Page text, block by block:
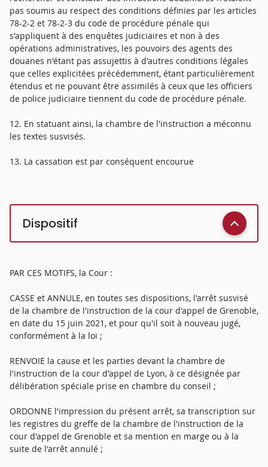
pas soumis au respect des conditions définies par les articles
78-2-2 et 78-2-3 du code de procédure pénale qui
s'appliquent à des enquêtes judiciaires et non à des
opérations administratives, les pouvoirs des agents des
douanes n'étant pas assujettis à d'autres conditions légales
que celles explicitées précédemment, étant particulièrement
étendus et ne pouvant être assimilés à ceux que les officiers
de police judiciaire tiennent du code de procédure pénale.
12. En statuant ainsi, la chambre de l'instruction a méconnu
les textes susvisés.
13. La cassation est par conséquent encourue
Dispositif
PAR CES MOTIFS, la Cour :
CASSE et ANNULE, en toutes ses dispositions, l'arrêt susvisé
de la chambre de l'instruction de la cour d'appel de Grenoble,
en date du 15 juin 2021, et pour qu'il soit à nouveau jugé,
conformément à la loi ;
RENVOIE la cause et les parties devant la chambre de
l'instruction de la cour d'appel de Lyon, à ce désignée par
délibération spéciale prise en chambre du conseil ;
ORDONNE l'impression du présent arrêt, sa transcription sur
les registres du greffe de la chambre de l'instruction de la
cour d'appel de Grenoble et sa mention en marge ou à la
suite de l'arrêt annulé ;